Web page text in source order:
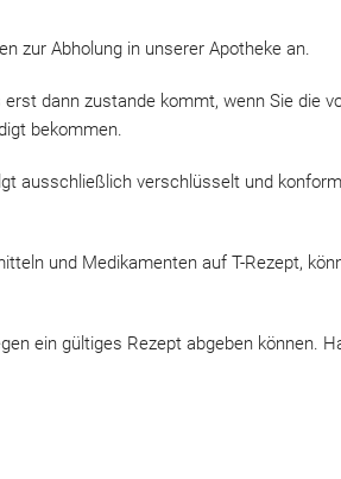
zur Abholung in unserer Apotheke an.
dann zustande kommt, wenn Sie die
bekommen.
ausschließlich verschlüsselt und
und Medikamenten auf T-Rezept,
ein gültiges Rezept abgeben können.